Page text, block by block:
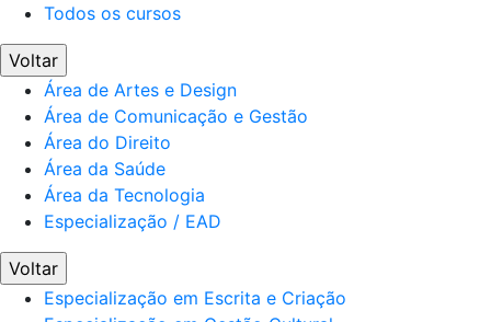
Todos os cursos
Voltar
Área de Artes e Design
Área de Comunicação e Gestão
Área do Direito
Área da Saúde
Área da Tecnologia
Especialização / EAD
Voltar
Especialização em Escrita e Criação